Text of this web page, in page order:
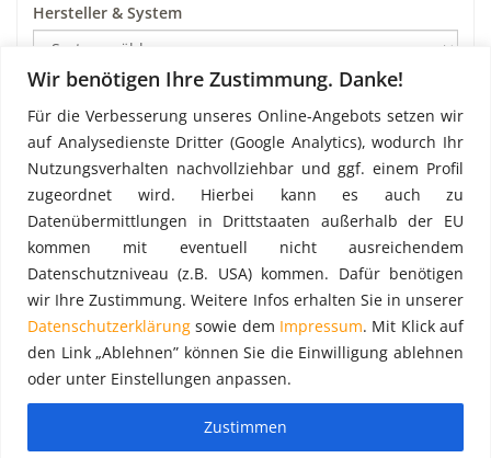
Wir benötigen Ihre Zustimmung. Danke!
Für die Verbesserung unseres Online-Angebots setzen wir
auf Analysedienste Dritter (Google Analytics), wodurch Ihr
Nutzungsverhalten nachvollziehbar und ggf. einem Profil
zugeordnet wird. Hierbei kann es auch zu
Datenübermittlungen in Drittstaaten außerhalb der EU
kommen mit eventuell nicht ausreichendem
Datenschutzniveau (z.B. USA) kommen. Dafür benötigen
wir Ihre Zustimmung. Weitere Infos erhalten Sie in unserer
Datenschutzerklärung sowie dem Impressum. Mit Klick auf
den Link „Ablehnen” können Sie die Einwilligung ablehnen
oder unter Einstellungen anpassen.
Zustimmen
Hersteller & System
Art
Preis pro m²